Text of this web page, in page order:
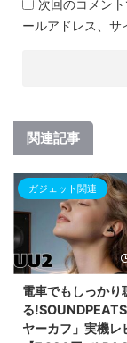
次回のコメン
ールアドレス、サ
関連記事
ガジェット関連
電車でもしっかり
る
ヤーカフ」実機レ